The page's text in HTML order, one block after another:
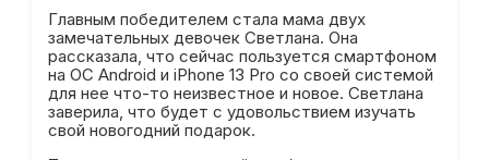
Главным победителем стала мама двух
замечательных девочек Светлана. Она
рассказала, что сейчас пользуется смартфоном
на ОС Android и iPhone 13 Pro со своей системой
для нее что-то неизвестное и новое. Светлана
заверила, что будет с удовольствием изучать
свой новогодний подарок.